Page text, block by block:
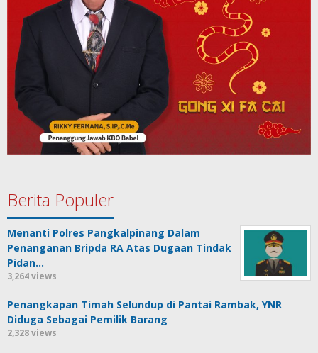
Berita Populer
Menanti Polres Pangkalpinang Dalam
Penanganan Bripda RA Atas Dugaan Tindak
Pidan…
3,264 views
Penangkapan Timah Selundup di Pantai Rambak, YNR
Diduga Sebagai Pemilik Barang
2,328 views